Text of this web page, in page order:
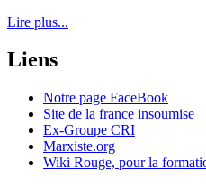
Lire plus...
Liens
Notre page FaceBook
Site de la france insoumise
Ex-Groupe CRI
Marxiste.org
Wiki Rouge, pour la